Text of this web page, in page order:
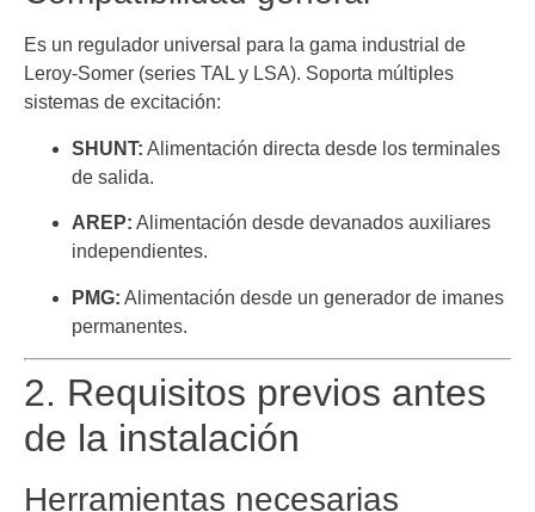
Es un regulador universal para la gama industrial de
Leroy-Somer (series TAL y LSA). Soporta múltiples
sistemas de excitación:
SHUNT: Alimentación directa desde los terminales
de salida.
AREP: Alimentación desde devanados auxiliares
independientes.
PMG: Alimentación desde un generador de imanes
permanentes.
2. Requisitos previos antes
de la instalación
Herramientas necesarias